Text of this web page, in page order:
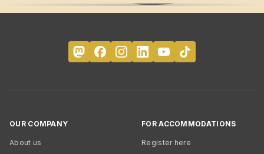
OUR COMPANY
About us
FOR ACCOMMODATIONS
Register here